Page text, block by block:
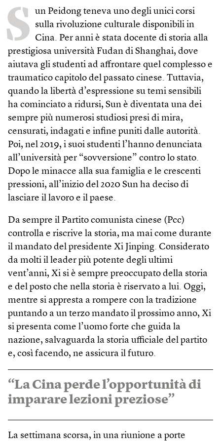
S un Peidong teneva uno degli unici corsi
sulla rivoluzione culturale disponibili in
Cina. Per anni è stata docente di storia alla
prestigiosa università Fudan di Shanghai, dove
aiutava gli studenti ad affrontare quel complesso e
traumatico capitolo del passato cinese. Tuttavia,
quando la libertà d’espressione su temi sensibili
ha cominciato a ridursi, Sun è diventata una dei
sempre più numerosi studiosi presi di mira,
censurati, indagati e infine puniti dalle autorità.
Poi, nel 2019, i suoi studenti l’hanno denunciata
all’università per “sovversione” contro lo stato.
Dopo le minacce alla sua famiglia e le crescenti
pressioni, all’inizio del 2020 Sun ha deciso di
lasciare il lavoro e il paese.
Da sempre il Partito comunista cinese (Pcc)
controlla e riscrive la storia, ma mai come durante
il mandato del presidente Xi Jinping. Considerato
da molti il leader più potente degli ultimi
vent’anni, Xi si è sempre preoccupato della storia
e del posto che nella storia è riservato a lui. Oggi,
mentre si appresta a rompere con la tradizione
puntando a un terzo mandato il prossimo anno, Xi
si presenta come l’uomo forte che guida la
nazione, salvaguarda la storia ufficiale del partito
e, così facendo, ne assicura il futuro.
“La Cina perde l’opportunità di
imparare lezioni preziose”
La settimana scorsa, in una riunione a porte